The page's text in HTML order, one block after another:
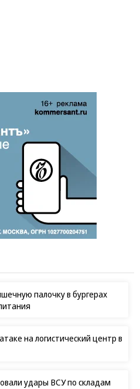
палочку в бургерах
на логистический центр в
удары ВСУ по складам